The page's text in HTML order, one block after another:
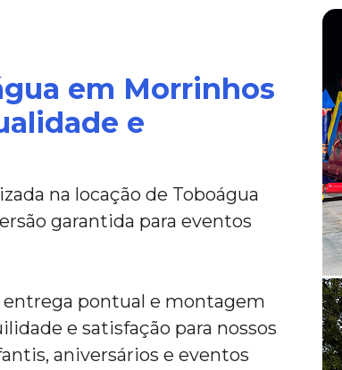
em Morrinhos
e
na locação de Toboágua
garantida para eventos
pontual e montagem
e satisfação para nossos
aniversários e eventos